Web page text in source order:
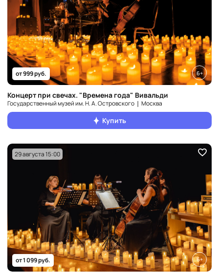
от 999 руб. 6+
Концерт при свечах. "Времена года" Вивальди
Государственный музей им. Н. А. Островского ❘ Москва
Купить
29 августа 15:00
от 1 099 руб. 6+